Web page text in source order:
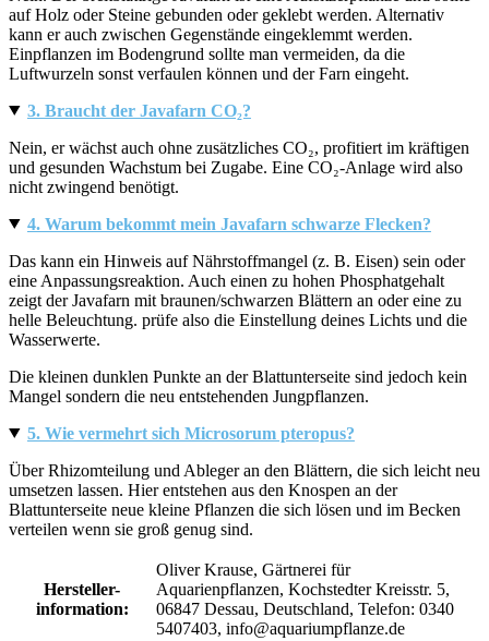
auf Holz oder Steine gebunden oder geklebt werden. Alternativ
kann er auch zwischen Gegenstände eingeklemmt werden.
Einpflanzen im Bodengrund sollte man vermeiden, da die
Luftwurzeln sonst verfaulen können und der Farn eingeht.
3. Braucht der Javafarn CO₂?
Nein, er wächst auch ohne zusätzliches CO₂, profitiert im kräftigen
und gesunden Wachstum bei Zugabe. Eine CO₂-Anlage wird also
nicht zwingend benötigt.
4. Warum bekommt mein Javafarn schwarze Flecken?
Das kann ein Hinweis auf Nährstoffmangel (z. B. Eisen) sein oder
eine Anpassungsreaktion. Auch einen zu hohen Phosphatgehalt
zeigt der Javafarn mit braunen/schwarzen Blättern an oder eine zu
helle Beleuchtung. prüfe also die Einstellung deines Lichts und die
Wasserwerte.
Die kleinen dunklen Punkte an der Blattunterseite sind jedoch kein
Mangel sondern die neu entstehenden Jungpflanzen.
5. Wie vermehrt sich Microsorum pteropus?
Über Rhizomteilung und Ableger an den Blättern, die sich leicht neu
umsetzen lassen. Hier entstehen aus den Knospen an der
Blattunterseite neue kleine Pflanzen die sich lösen und im Becken
verteilen wenn sie groß genug sind.
Hersteller-
information:
Oliver Krause, Gärtnerei für
Aquarienpflanzen, Kochstedter Kreisstr. 5,
06847 Dessau, Deutschland, Telefon: 0340
5407403, info@aquariumpflanze.de